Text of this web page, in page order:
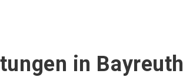
in Bayreuth